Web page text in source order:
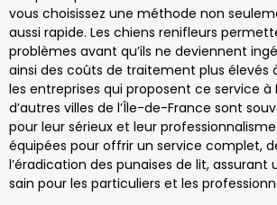
vous choisissez une méthode non
aussi rapide. Les chiens renifleurs
problèmes avant qu’ils ne deviennent
ainsi des coûts de traitement plus élevés
les entreprises qui proposent ce service à
d’autres villes de l’Île-de-France sont
pour leur sérieux et leur
équipées pour offrir un service complet,
l’éradication des punaises de lit,
sain pour les particuliers et les